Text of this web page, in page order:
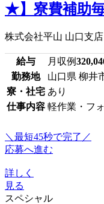
★】寮費補助
株式会社平山 山口支店
給与 月収例
勤務地
山口県 柳井
寮・社宅 あり
仕事内容 軽作業・フ
＼最短45秒で完了／
応募へ進む
詳しく
見る
スペシャル